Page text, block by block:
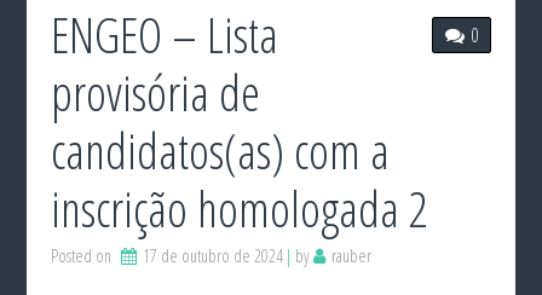
0
ENGEO – Lista
provisória de
candidatos(as) com a
inscrição homologada 2
Posted on 17 de outubro de 2024 by rauber